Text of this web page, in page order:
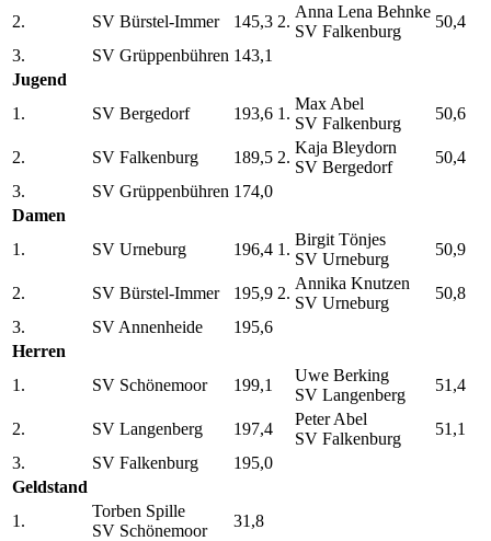
2. SV Bürstel-Immer 145,3 2.
Anna Lena Behnke
SV Falkenburg
50,4
3.
SV Grüppenbühren 143,1
Jugend
1.
SV Bergedorf 193,6 1.
Max Abel
SV Falkenburg
50,6
2. SV Falkenburg 189,5 2.
Kaja Bleydorn
SV Bergedorf
50,4
3.
SV Grüppenbühren 174,0
Damen
1.
SV Urneburg 196,4 1.
Birgit Tönjes
SV Urneburg
50,9
2. SV Bürstel-Immer 195,9 2.
Annika Knutzen
SV Urneburg
50,8
3.
SV Annenheide
195,6
Herren
1.
SV Schönemoor 199,1
Uwe Berking
SV Langenberg
51,4
2. SV Langenberg 197,4
Peter Abel
SV Falkenburg
51,1
3.
SV Falkenburg
195,0
Geldstand
1.
Torben Spille
SV Schönemoor
31,8